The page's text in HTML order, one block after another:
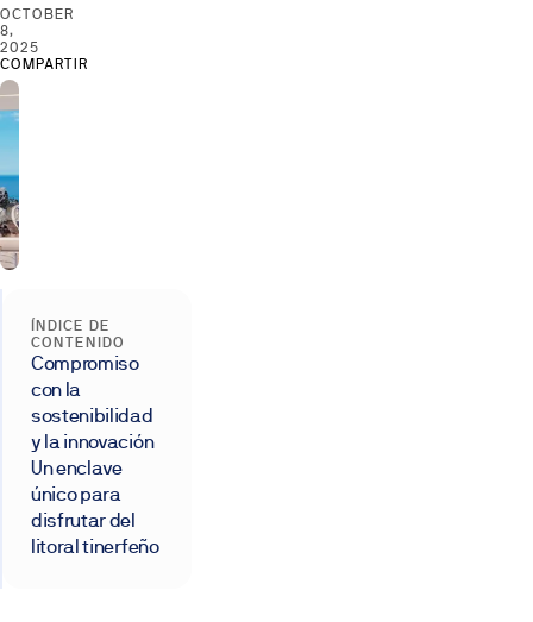
OCTOBER
8,
2025
COMPARTIR
ÍNDICE DE
CONTENIDO
Compromiso
con la
sostenibilidad
y la innovación
Un enclave
único para
disfrutar del
litoral tinerfeño